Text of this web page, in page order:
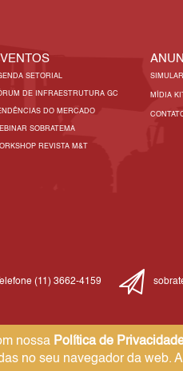
SETORIAL
DE INFRAESTRUTURA GC
DO MERCADO
SOBRATEMA
REVISTA M&T
MÍDIA
Telefone (11) 3662-4159
nossa Política de
no seu navegador da web.